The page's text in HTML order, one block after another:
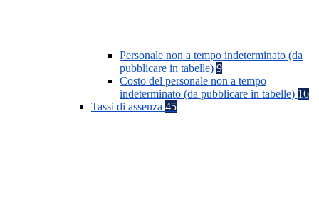
Personale non a tempo indeterminato (da
pubblicare in tabelle) 9
Costo del personale non a tempo
indeterminato (da pubblicare in tabelle) 16
Tassi di assenza 45